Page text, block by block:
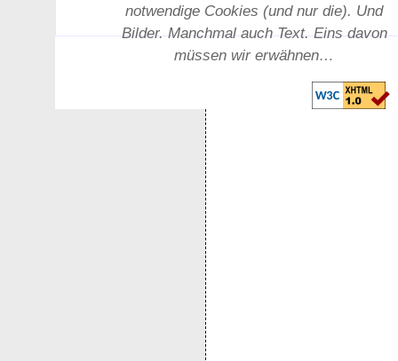
notwendige Cookies (und nur die). Und
Bilder. Manchmal auch Text. Eins davon
müssen wir erwähnen…